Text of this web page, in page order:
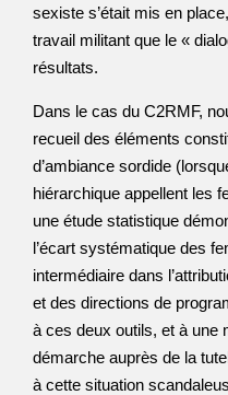
sexiste s’était mis en
travail militant que le «
résultats.
Dans le cas du C2RMF,
recueil des éléments
d’ambiance sordide
hiérarchique appellent les
une étude statistique
l’écart systématique des
intermédiaire dans
et des directions de
à ces deux outils, et à une
démarche auprès de la
à cette situation